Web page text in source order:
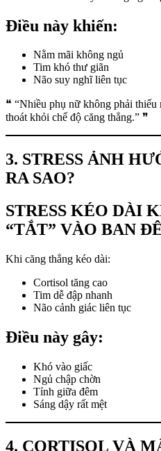
Điều này khiến:
Nằm mãi không ngủ
Tim khó thư giãn
Não suy nghĩ liên tục
❝ “Nhiều phụ nữ không phải
thoát khỏi chế độ căng thẳng.” ❞
3. STRESS ẢNH
RA SAO?
STRESS KÉO DÀI
“TẮT” VÀO BAN
Khi căng thẳng kéo dài:
Cortisol tăng cao
Tim dễ đập nhanh
Não cảnh giác liên tục
Điều này gây:
Khó vào giấc
Ngủ chập chờn
Tỉnh giữa đêm
Sáng dậy rất mệt
4. CORTISOL VÀ